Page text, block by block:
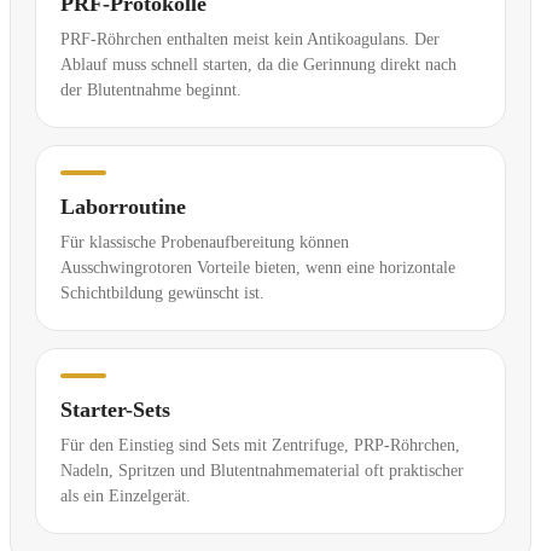
PRF-Röhrchen enthalten meist kein Antikoagulans. Der
Ablauf muss schnell starten, da die Gerinnung direkt nach
der Blutentnahme beginnt.
Laborroutine
Für klassische Probenaufbereitung können
Ausschwingrotoren Vorteile bieten, wenn eine horizontale
Schichtbildung gewünscht ist.
Starter-Sets
Für den Einstieg sind Sets mit Zentrifuge, PRP-Röhrchen,
Nadeln, Spritzen und Blutentnahmematerial oft praktischer
als ein Einzelgerät.